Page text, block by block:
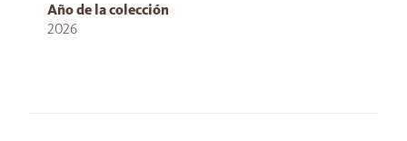
Año de la colección
2026